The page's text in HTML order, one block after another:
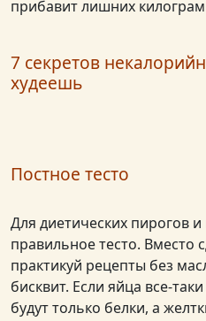
прибавит лишних
7 секретов
худеешь
Постное тесто
Для диетических пирогов
правильное тесто. Вместо
практикуй рецепты без
бисквит. Если яйца все-
будут только белки, а